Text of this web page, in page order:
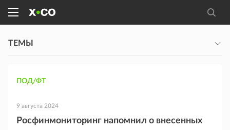
ТЕМЫ
ПОД/ФТ
9 августа 2024
Росфинмониторинг напомнил о внесенных